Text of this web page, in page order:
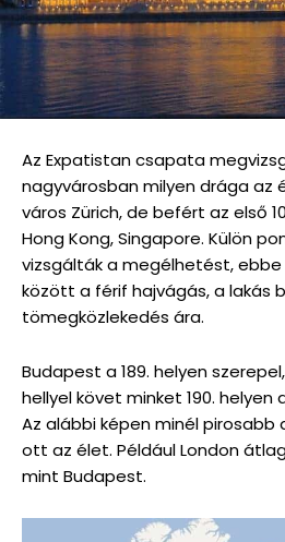
Az Expatistan csapata
nagyvárosban milyen drága az
város Zürich, de befért az első
Hong Kong, Singapore. Külön
vizsgálták a megélhetést,
között a férif hajvágás, a lakás
tömegközlekedés ára.
Budapest a 189. helyen
hellyel követ minket 190. helyen
Az alábbi képen minél
ott az élet. Például London
mint Budapest.